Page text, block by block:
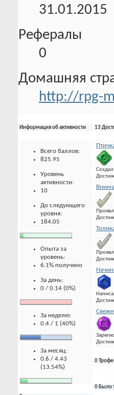
31.01.2015
Рефералы
0
Домашняя
http://rpg-
Информация об активности
Всего баллов:
825.95
Уровень
активности:
10
До следующего
уровня:
184.05
Опыта за
уровень:
6.1% получено
За день:
0 / 0.14 (0%)
За неделю:
0.4 / 1 (40%)
За месяц:
0.6 / 4.43
(13.54%)
13
0
0 Было